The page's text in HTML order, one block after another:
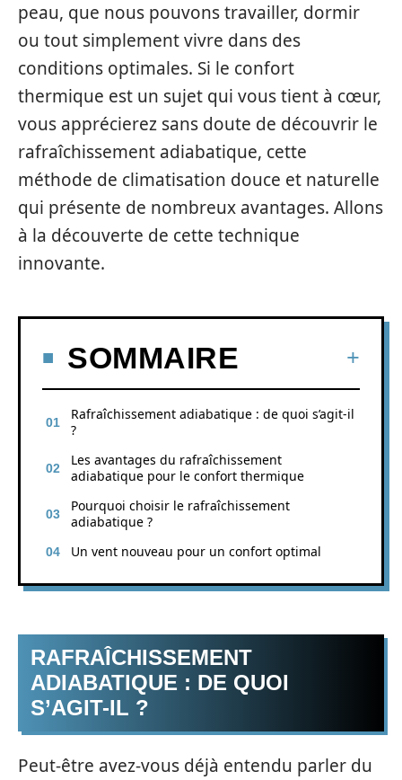
peau, que nous pouvons travailler, dormir
ou tout simplement vivre dans des
conditions optimales. Si le confort
thermique est un sujet qui vous tient à cœur,
vous apprécierez sans doute de découvrir le
rafraîchissement adiabatique, cette
méthode de climatisation douce et naturelle
qui présente de nombreux avantages. Allons
à la découverte de cette technique
innovante.
SOMMAIRE
Rafraîchissement adiabatique : de quoi s’agit-il
?
Les avantages du rafraîchissement
adiabatique pour le confort thermique
Pourquoi choisir le rafraîchissement
adiabatique ?
Un vent nouveau pour un confort optimal
RAFRAÎCHISSEMENT
ADIABATIQUE : DE QUOI
S’AGIT-IL ?
Peut-être avez-vous déjà entendu parler du